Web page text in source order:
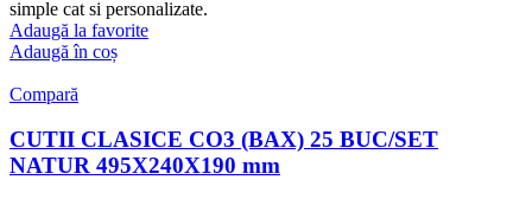
simple cat si personalizate.
Adaugă la favorite
Adaugă în coș
Compară
CUTII CLASICE CO3 (BAX) 25 BUC/SET
NATUR 495X240X190 mm